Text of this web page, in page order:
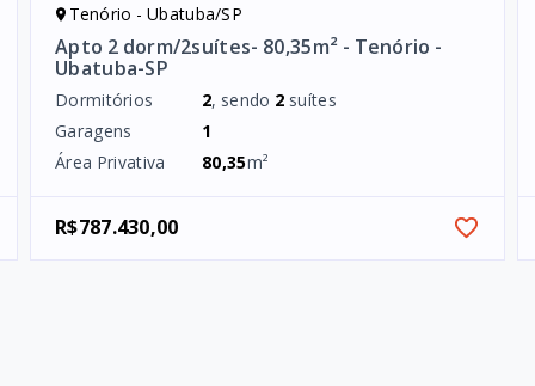
Tenório - Ubatuba/SP
Apto 2 dorm/2suítes- 80,35m² - Tenório -
Ubatuba-SP
Dormitórios 2, sendo 2 suítes
Garagens
1
Área Privativa
80,35m²
R$787.430,00